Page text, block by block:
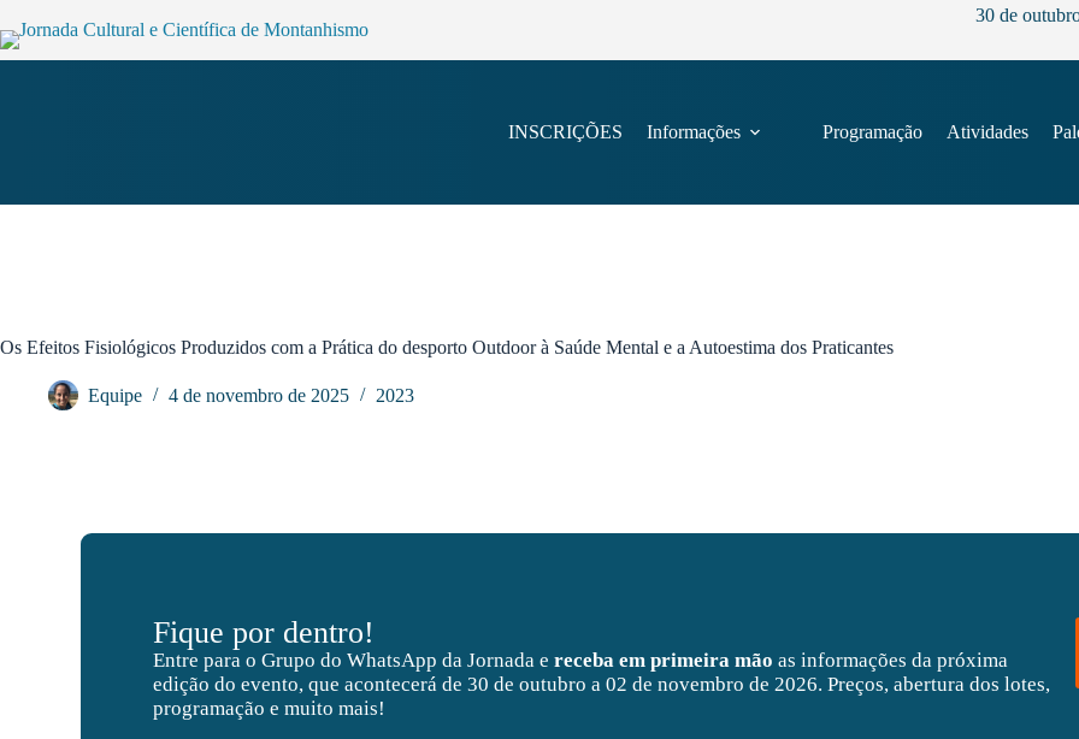
30 de
INSCRIÇÕES Informações Programação Atividades
Os Efeitos Fisiológicos Produzidos com a Prática do desporto Outdoor à Saúde Mental e a Autoestima dos Praticantes
Equipe 4 de novembro de 2025 2023
Fique por dentro!
Entre para o Grupo do WhatsApp da Jornada ereceba em primeira mão as informações da próxima
edição do evento, que acontecerá de 30 de outubro a 02 de novembro de 2026. Preços, abertura dos lotes,
programação e muito mais!